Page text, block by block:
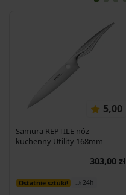
5,00
Samura REPTILE nóż
kuchenny Utility 168mm
303,00 zł
Ostatnie sztuki! 24h
Dodaj do koszyka